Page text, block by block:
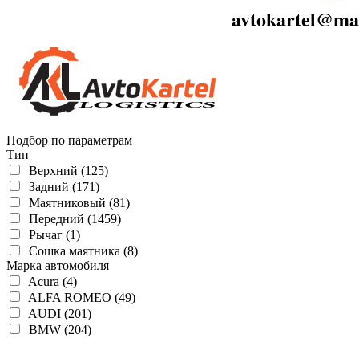
Подбор по параметрам
Тип
Верхний (125)
Задний (171)
Маятниковый (81)
Передний (1459)
Рычаг (1)
Сошка маятника (8)
Марка автомобиля
Acura (4)
ALFA ROMEO (49)
AUDI (201)
BMW (204)